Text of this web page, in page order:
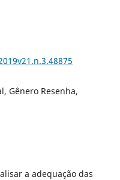
Gênero Resenha,
a adequação das